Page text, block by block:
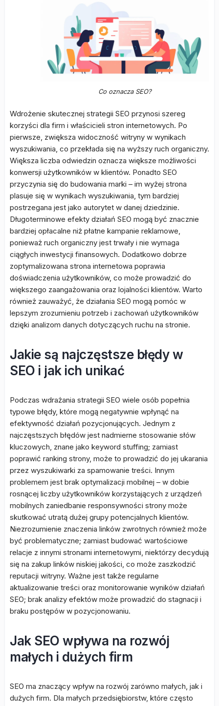
Co oznacza SEO?
Wdrożenie skutecznej strategii SEO przynosi szereg
korzyści dla firm i właścicieli stron internetowych. Po
pierwsze, zwiększa widoczność witryny w wynikach
wyszukiwania, co przekłada się na wyższy ruch organiczny.
Większa liczba odwiedzin oznacza większe możliwości
konwersji użytkowników w klientów. Ponadto SEO
przyczynia się do budowania marki – im wyżej strona
plasuje się w wynikach wyszukiwania, tym bardziej
postrzegana jest jako autorytet w danej dziedzinie.
Długoterminowe efekty działań SEO mogą być znacznie
bardziej opłacalne niż płatne kampanie reklamowe,
ponieważ ruch organiczny jest trwały i nie wymaga
ciągłych inwestycji finansowych. Dodatkowo dobrze
zoptymalizowana strona internetowa poprawia
doświadczenia użytkowników, co może prowadzić do
większego zaangażowania oraz lojalności klientów. Warto
również zauważyć, że działania SEO mogą pomóc w
lepszym zrozumieniu potrzeb i zachowań użytkowników
dzięki analizom danych dotyczących ruchu na stronie.
Jakie są najczęstsze błędy w
SEO i jak ich unikać
Podczas wdrażania strategii SEO wiele osób popełnia
typowe błędy, które mogą negatywnie wpłynąć na
efektywność działań pozycjonujących. Jednym z
najczęstszych błędów jest nadmierne stosowanie słów
kluczowych, znane jako keyword stuffing; zamiast
poprawić ranking strony, może to prowadzić do jej ukarania
przez wyszukiwarki za spamowanie treści. Innym
problemem jest brak optymalizacji mobilnej – w dobie
rosnącej liczby użytkowników korzystających z urządzeń
mobilnych zaniedbanie responsywności strony może
skutkować utratą dużej grupy potencjalnych klientów.
Niezrozumienie znaczenia linków zwrotnych również może
być problematyczne; zamiast budować wartościowe
relacje z innymi stronami internetowymi, niektórzy decydują
się na zakup linków niskiej jakości, co może zaszkodzić
reputacji witryny. Ważne jest także regularne
aktualizowanie treści oraz monitorowanie wyników działań
SEO; brak analizy efektów może prowadzić do stagnacji i
braku postępów w pozycjonowaniu.
Jak SEO wpływa na rozwój
małych i dużych firm
SEO ma znaczący wpływ na rozwój zarówno małych, jak i
dużych firm. Dla małych przedsiębiorstw, które często